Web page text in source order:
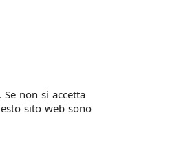
non si accetta
sito web sono